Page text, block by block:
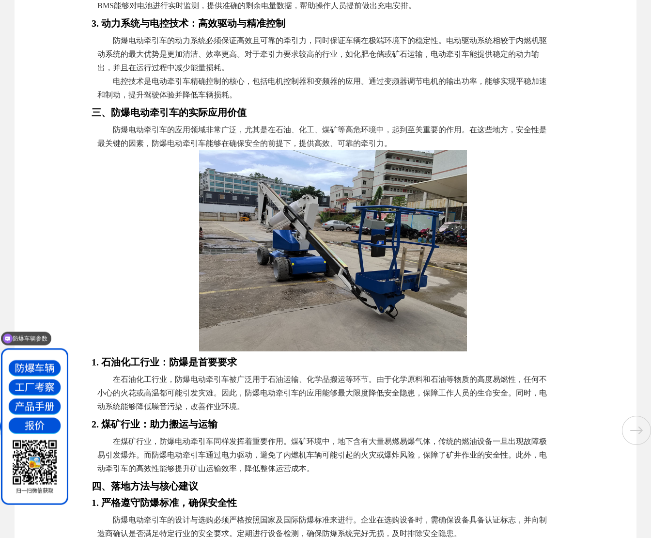
BMS能够对电池进行实时监测，提供准确的剩余电量数据，帮助操作人员提前做出充电安排。
3. 动力系统与电控技术：高效驱动与精准控制
防爆电动牵引车的动力系统必须保证高效且可靠的牵引力，同时保证车辆在极端环境下的稳定性。电动驱动系统相较于内燃机驱
动系统的最大优势是更加清洁、效率更高。对于牵引力要求较高的行业，如化肥仓储或矿石运输，电动牵引车能提供稳定的动力输
出，并且在运行过程中减少能量损耗。
电控技术是电动牵引车精确控制的核心，包括电机控制器和变频器的应用。通过变频器调节电机的输出功率，能够实现平稳加速
和制动，提升驾驶体验并降低车辆损耗。
三、防爆电动牵引车的实际应用价值
防爆电动牵引车的应用领域非常广泛，尤其是在石油、化工、煤矿等高危环境中，起到至关重要的作用。在这些地方，安全性是
最关键的因素，防爆电动牵引车能够在确保安全的前提下，提供高效、可靠的牵引力。
1. 石油化工行业：防爆是首要要求
在石油化工行业，防爆电动牵引车被广泛用于石油运输、化学品搬运等环节。由于化学原料和石油等物质的高度易燃性，任何不
小心的火花或高温都可能引发灾难。因此，防爆电动牵引车的应用能够最大限度降低安全隐患，保障工作人员的生命安全。同时，电
动系统能够降低噪音污染，改善作业环境。
2. 煤矿行业：助力搬运与运输
在煤矿行业，防爆电动牵引车同样发挥着重要作用。煤矿环境中，地下含有大量易燃易爆气体，传统的燃油设备一旦出现故障极
易引发爆炸。而防爆电动牵引车通过电力驱动，避免了内燃机车辆可能引起的火灾或爆炸风险，保障了矿井作业的安全性。此外，电
动牵引车的高效性能够提升矿山运输效率，降低整体运营成本。
四、落地方法与核心建议
1. 严格遵守防爆标准，确保安全性
防爆电动牵引车的设计与选购必须严格按照国家及国际防爆标准来进行。企业在选购设备时，需确保设备具备认证标志，并向制
造商确认是否满足特定行业的安全要求。定期进行设备检测，确保防爆系统完好无损，及时排除安全隐患。
防爆车辆参数